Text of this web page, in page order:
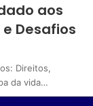
aos
Desafios
Direitos,
da vida…